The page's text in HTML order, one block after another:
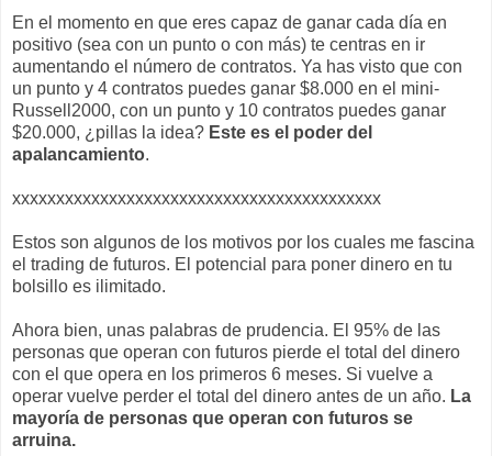
En el momento en que eres capaz de ganar cada día en
positivo (sea con un punto o con más) te centras en ir
aumentando el número de contratos. Ya has visto que con
un punto y 4 contratos puedes ganar $8.000 en el mini-
Russell2000, con un punto y 10 contratos puedes ganar
$20.000, ¿pillas la idea? Este es el poder del
apalancamiento.
xxxxxxxxxxxxxxxxxxxxxxxxxxxxxxxxxxxxxxxxxx
Estos son algunos de los motivos por los cuales me fascina
el trading de futuros. El potencial para poner dinero en tu
bolsillo es ilimitado.
Ahora bien, unas palabras de prudencia. El 95% de las
personas que operan con futuros pierde el total del dinero
con el que opera en los primeros 6 meses. Si vuelve a
operar vuelve perder el total del dinero antes de un año. La
mayoría de personas que operan con futuros se
arruina.